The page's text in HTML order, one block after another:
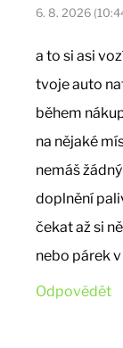
6. 8. 2026
a to si asi
tvoje auto
během
na nějaké
nemáš
doplnění
čekat až si
nebo párek
Odpovědět